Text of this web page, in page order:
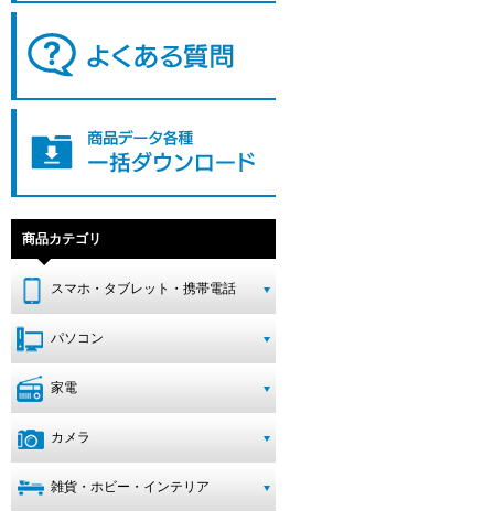
商品カテゴリ
スマホ・タブレット・携帯電話
パソコン
家電
カメラ
雑貨・ホビー・インテリア